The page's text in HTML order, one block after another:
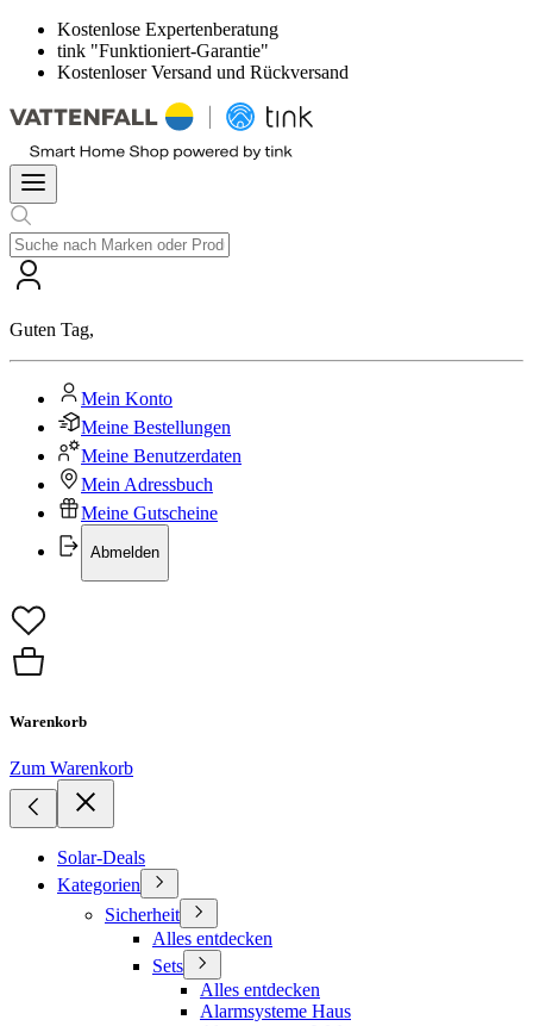
Kostenlose Expertenberatung
tink "Funktioniert-Garantie"
Kostenloser Versand und Rückversand
Guten Tag,
Mein Konto
Meine Bestellungen
Meine Benutzerdaten
Mein Adressbuch
Meine Gutscheine
Abmelden
Warenkorb
Zum Warenkorb
Solar-Deals
Kategorien
Sicherheit
Alles entdecken
Sets
Alles entdecken
Alarmsysteme Haus